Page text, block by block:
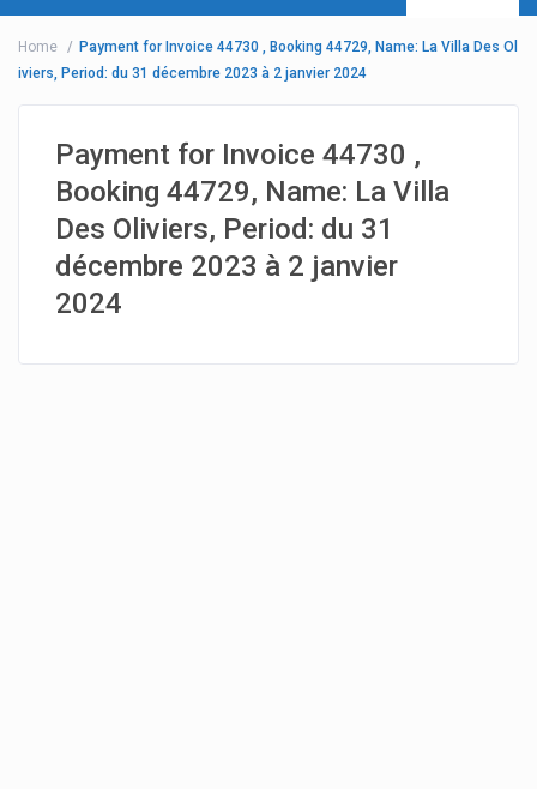
Home
Payment for Invoice 44730 , Booking 44729, Name: La Villa Des Ol
iviers, Period: du 31 décembre 2023 à 2 janvier 2024
Payment for Invoice 44730 ,
Booking 44729, Name: La Villa
Des Oliviers, Period: du 31
décembre 2023 à 2 janvier
2024